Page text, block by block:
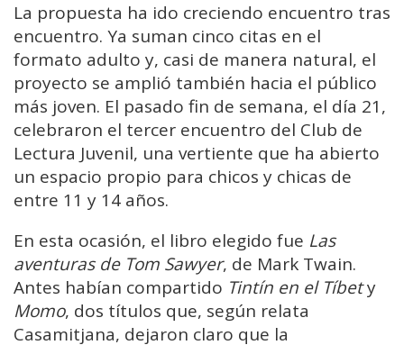
La propuesta ha ido creciendo encuentro tras
encuentro. Ya suman cinco citas en el
formato adulto y, casi de manera natural, el
proyecto se amplió también hacia el público
más joven. El pasado fin de semana, el día 21,
celebraron el tercer encuentro del Club de
Lectura Juvenil, una vertiente que ha abierto
un espacio propio para chicos y chicas de
entre 11 y 14 años.
En esta ocasión, el libro elegido fue Las
aventuras de Tom Sawyer, de Mark Twain.
Antes habían compartido Tintín en el Tíbety
Momo, dos títulos que, según relata
Casamitjana, dejaron claro que la